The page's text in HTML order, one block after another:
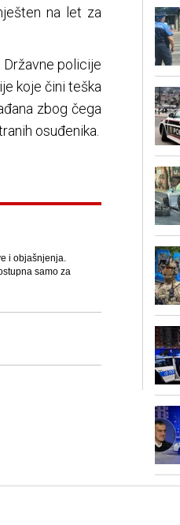
na let za
policije
koje čini teška
zbog čega
osuđenika.
i objašnjenja.
samo za